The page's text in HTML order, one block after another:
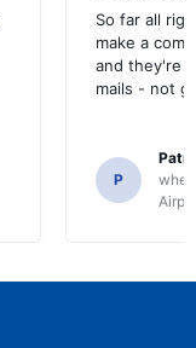
So far all
make a
and they're
mails - not
P